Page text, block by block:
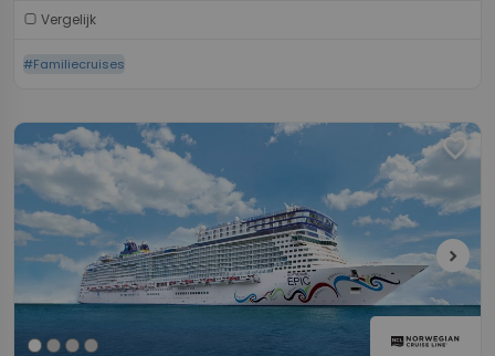
Vergelijk
#Familiecruises
favorite
chevron_right